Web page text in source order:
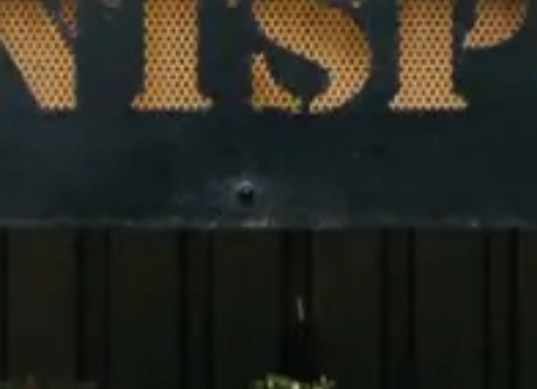
1 x koffie/thee met appelflap
Vervoer per luxe touringcar
BTW